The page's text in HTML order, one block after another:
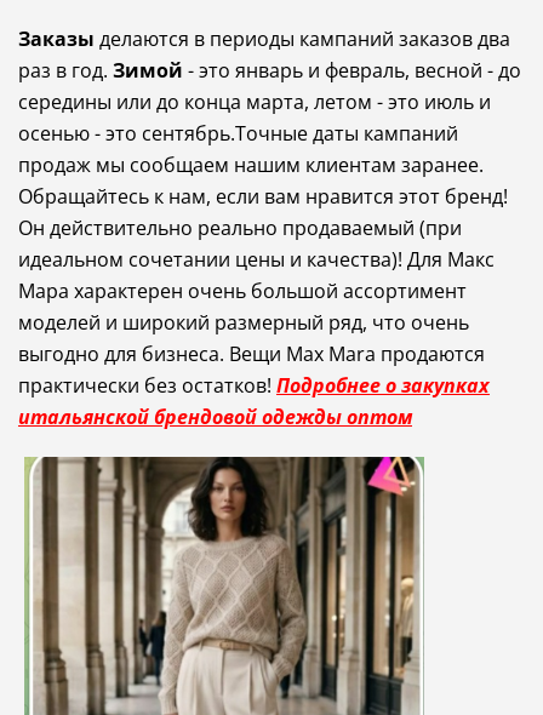
Заказы делаются в периоды кампаний заказов два
раз в год. Зимой - это январь и февраль, весной - до
середины или до конца марта, летом - это июль и
осенью - это сентябрь.Точные даты кампаний
продаж мы сообщаем нашим клиентам заранее.
Обращайтесь к нам, если вам нравится этот бренд!
Он действительно реально продаваемый (при
идеальном сочетании цены и качества)! Для Макс
Мара характерен очень большой ассортимент
моделей и широкий размерный ряд, что очень
выгодно для бизнеса. Вещи Max Mara продаются
практически без остатков! Подробнее о закупках
итальянской брендовой одежды оптом